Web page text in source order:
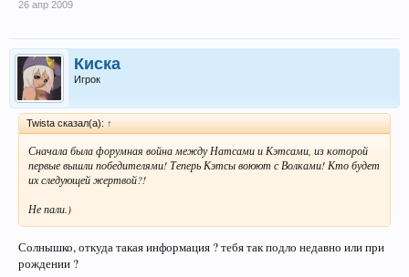
26 апр 2009
Киска
Игрок
Twista сказал(а): ↑
Сначала была форумная война между Натсами и Кэтсами, из которой
первые вышли победителями! Теперь Кэтсы воюют с Волками! Кто будет
их следующей жертвой?!
Не пали.)
Солнышко, откуда такая информация ? тебя так подло недавно или при
рождении ?